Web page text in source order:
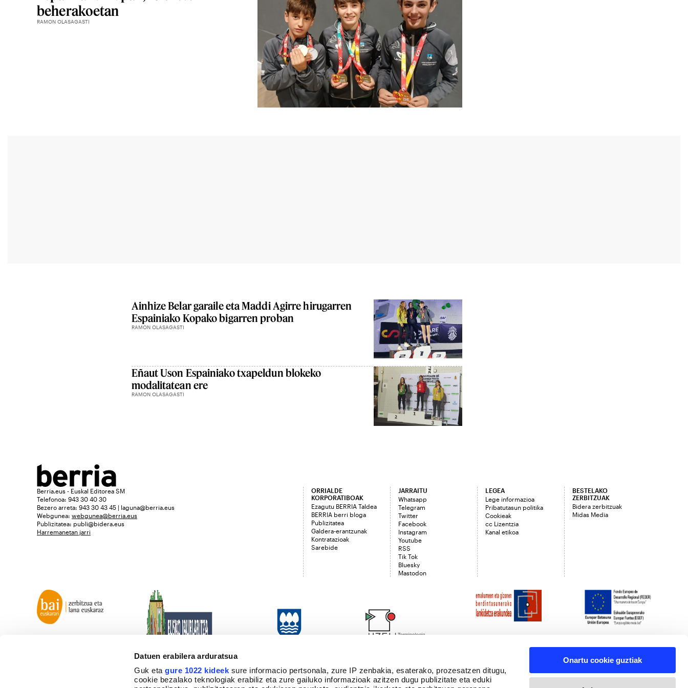
Datuen erabilera arduratsua
Guk etagure 1022 kideek sure informacio pertsonala, zure IP zenbakia, esaterako, prozesatzen ditugu,
cookie bezalako teknologiak erabiliz eta zure gailuko informazioak azitzen dugu publizitate eta eduki
Onartu cookie guztiak
beherakoetan
RAMON OLASAGASTI
Ainhize Belar garaile eta Maddi Agirre hirugarren
Espainiako Kopako bigarren proban
RAMON OLASAGASTI
Eñaut Uson Espainiako txapeldun blokeko
modalitatean ere
RAMON OLASAGASTI
Berria.eus - Euskal Editorea SM
Telefonoa: 943 30 40 30
Bezero arreta: 943 30 43 45 | laguna@berria.eus
Webgunea: webgunea@berria.eus
Publizitatea: publi@bidera.eus
Harremanetan jarri
ORRIALDE
KORPORATIBOAK
Ezagutu BERRIA Taldea
BERRIA berri bloga
Publizitatea
Galdera-erantzunak
Kontratazioak
Sarebide
JARRAITU
Whatsapp
Telegram
Twitter
Facebook
Instagram
Youtube
RSS
Tik Tok
Bluesky
Mastodon
LEGEA
Lege informazioa
Pribatutasun politika
Cookieak
cc Lizentzia
Kanal etikoa
BESTELAKO
ZERBITZUAK
Bidera zerbitzuak
Midas Media